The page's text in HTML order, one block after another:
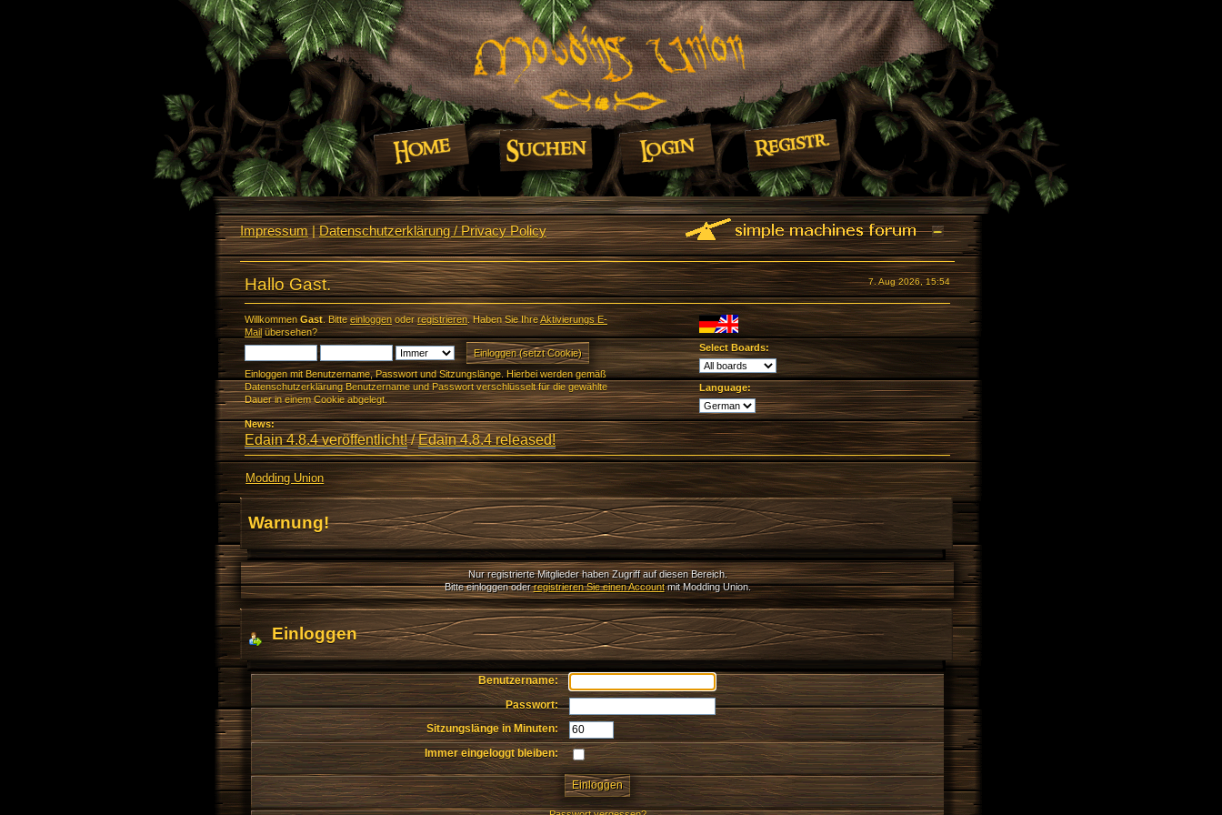
Impressum|Datenschutzerklärung / Privacy Policy
7. Aug 2026, 15:54
Hallo Gast.
Willkommen Gast. Bitte einloggenoderregistrieren. Haben Sie IhreAktivierungs E-
Mailübersehen?
Einloggen mit Benutzername, Passwort und Sitzungslänge. Hierbei werden gemäß
Datenschutzerklärung Benutzername und Passwort verschlüsselt für die gewählte
Dauer in einem Cookie abgelegt.
Select Boards:
Language:
News:
Edain 4.8.4 veröffentlicht!/Edain 4.8.4 released!
Modding Union
Warnung!
Nur registrierte Mitglieder haben Zugriff auf diesen Bereich.
Bitte einloggen oderregistrieren Sie einen Accountmit Modding Union.
Einloggen
Benutzername:
Passwort:
Sitzungslänge in Minuten:
Immer eingeloggt bleiben: